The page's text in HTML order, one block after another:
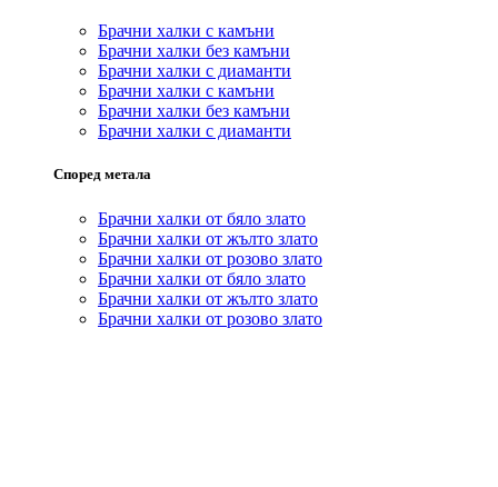
Брачни халки с камъни
Брачни халки без камъни
Брачни халки с диаманти
Брачни халки с камъни
Брачни халки без камъни
Брачни халки с диаманти
Според метала
Брачни халки от бяло злато
Брачни халки от жълто злато
Брачни халки от розово злато
Брачни халки от бяло злато
Брачни халки от жълто злато
Брачни халки от розово злато